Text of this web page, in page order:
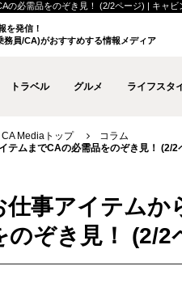
必需品をのぞき見！ (2/2ページ) | キャ
を発信！
務員/CA)がおすすめする情報メディア
トラベル グルメ ライフスタ
Mediaトップ
コラム
テムまでCAの必需品をのぞき見！ (2/2
事アイテムか
ぞき見！ (2/2